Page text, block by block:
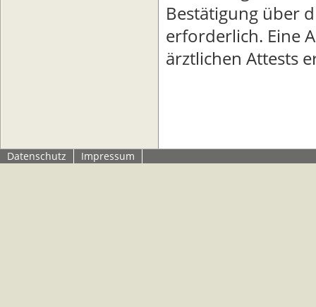
Bestätigung über
erforderlich. Eine
ärztlichen Attests
Datenschutz Impressum